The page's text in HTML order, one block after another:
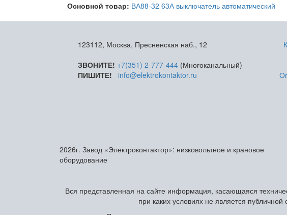
Основной товар: ВА88-32 63А выключатель автоматический
123112, Москва, Пресненская наб., 12
ЗВОНИТЕ! +7(351) 2-777-444 (Многоканальный)
ПИШИТЕ!
info@elektrokontaktor.ru
2026г. Завод «Электроконтактор»: низковольтное и крановое
оборудование
Вся представленная на сайте информация, касающаяся
при каких условиях не является